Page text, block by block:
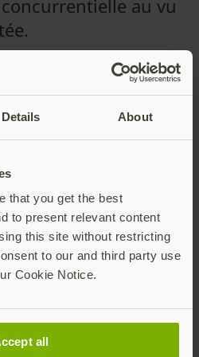
Details About
that you get the best
to present relevant content
this site without restricting
to our and third party use
Cookie Notice.
all
au vu
tendances
actuelles et
des composants,
tarifs permettra à
technologies.
en mesure de
des
de proposer
MFA
contre le phishing